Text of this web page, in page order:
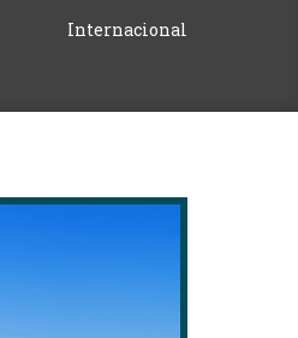
Internacional